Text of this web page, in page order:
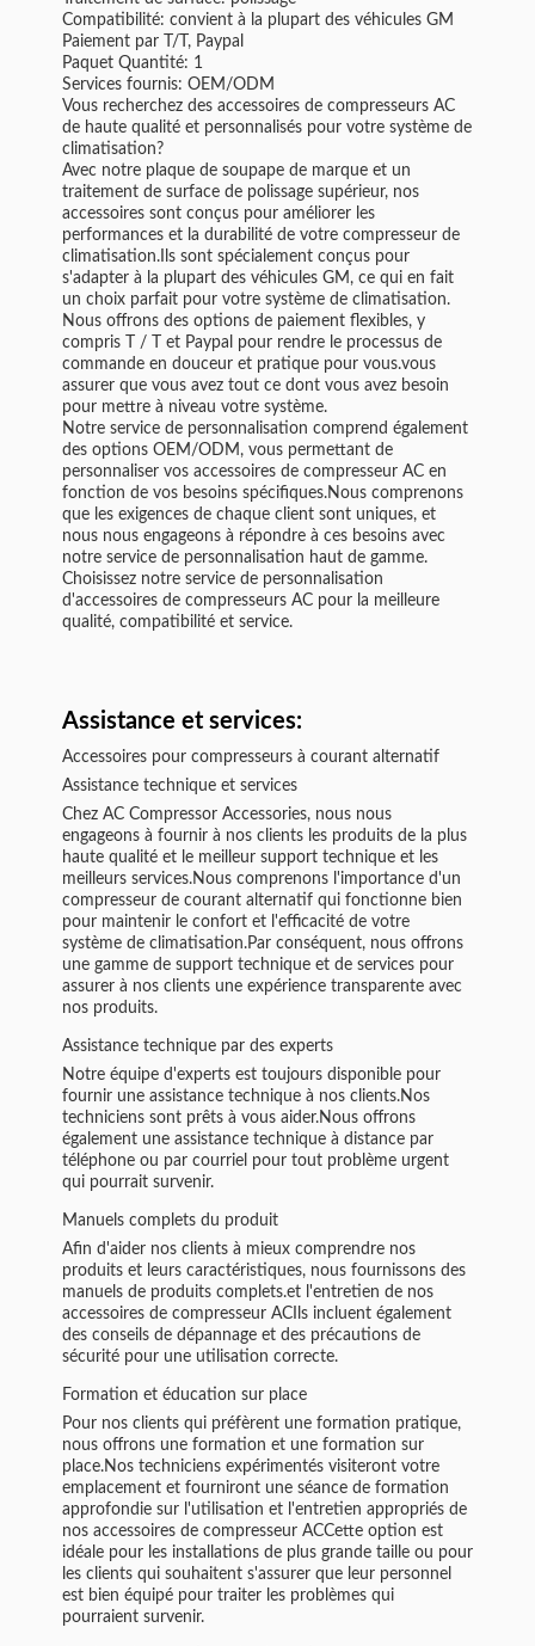
Compatibilité: convient à la plupart des véhicules GM
Paiement par T/T, Paypal
Paquet Quantité: 1
Services fournis: OEM/ODM
Vous recherchez des accessoires de compresseurs AC
de haute qualité et personnalisés pour votre système de
climatisation?
Avec notre plaque de soupape de marque et un
traitement de surface de polissage supérieur, nos
accessoires sont conçus pour améliorer les
performances et la durabilité de votre compresseur de
climatisation.Ils sont spécialement conçus pour
s'adapter à la plupart des véhicules GM, ce qui en fait
un choix parfait pour votre système de climatisation.
Nous offrons des options de paiement flexibles, y
compris T / T et Paypal pour rendre le processus de
commande en douceur et pratique pour vous.vous
assurer que vous avez tout ce dont vous avez besoin
pour mettre à niveau votre système.
Notre service de personnalisation comprend également
des options OEM/ODM, vous permettant de
personnaliser vos accessoires de compresseur AC en
fonction de vos besoins spécifiques.Nous comprenons
que les exigences de chaque client sont uniques, et
nous nous engageons à répondre à ces besoins avec
notre service de personnalisation haut de gamme.
Choisissez notre service de personnalisation
d'accessoires de compresseurs AC pour la meilleure
qualité, compatibilité et service.
Assistance et services:
Accessoires pour compresseurs à courant alternatif
Assistance technique et services
Chez AC Compressor Accessories, nous nous
engageons à fournir à nos clients les produits de la plus
haute qualité et le meilleur support technique et les
meilleurs services.Nous comprenons l'importance d'un
compresseur de courant alternatif qui fonctionne bien
pour maintenir le confort et l'efficacité de votre
système de climatisation.Par conséquent, nous offrons
une gamme de support technique et de services pour
assurer à nos clients une expérience transparente avec
nos produits.
Assistance technique par des experts
Notre équipe d'experts est toujours disponible pour
fournir une assistance technique à nos clients.Nos
techniciens sont prêts à vous aider.Nous offrons
également une assistance technique à distance par
téléphone ou par courriel pour tout problème urgent
qui pourrait survenir.
Manuels complets du produit
Afin d'aider nos clients à mieux comprendre nos
produits et leurs caractéristiques, nous fournissons des
manuels de produits complets.et l'entretien de nos
accessoires de compresseur ACIls incluent également
des conseils de dépannage et des précautions de
sécurité pour une utilisation correcte.
Formation et éducation sur place
Pour nos clients qui préfèrent une formation pratique,
nous offrons une formation et une formation sur
place.Nos techniciens expérimentés visiteront votre
emplacement et fourniront une séance de formation
approfondie sur l'utilisation et l'entretien appropriés de
nos accessoires de compresseur ACCette option est
idéale pour les installations de plus grande taille ou pour
les clients qui souhaitent s'assurer que leur personnel
est bien équipé pour traiter les problèmes qui
pourraient survenir.